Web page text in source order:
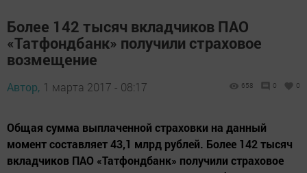
Более 142 тысяч вкладчиков ПАО
«Татфондбанк» получили страховое
возмещение
Автор, 1 марта 2017 - 08:17 658 0 0
Общая сумма выплаченной страховки на данный
момент составляет 43,1 млрд рублей. Более 142 тысяч
вкладчиков ПАО «Татфондбанк» получили страховое